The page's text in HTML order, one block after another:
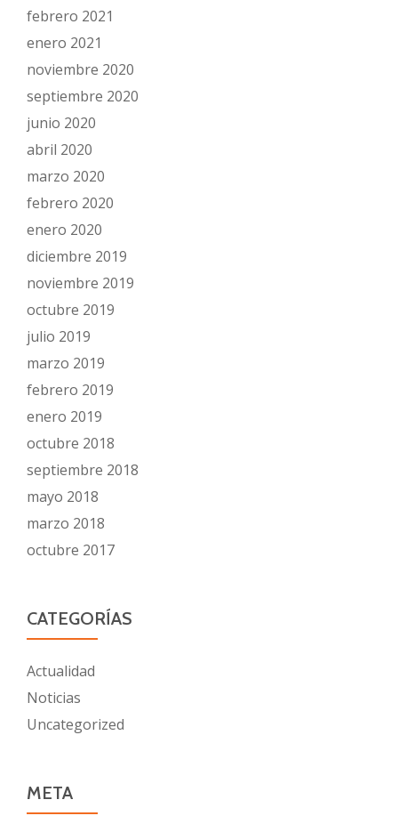
febrero 2021
enero 2021
noviembre 2020
septiembre 2020
junio 2020
abril 2020
marzo 2020
febrero 2020
enero 2020
diciembre 2019
noviembre 2019
octubre 2019
julio 2019
marzo 2019
febrero 2019
enero 2019
octubre 2018
septiembre 2018
mayo 2018
marzo 2018
octubre 2017
CATEGORÍAS
Actualidad
Noticias
Uncategorized
META